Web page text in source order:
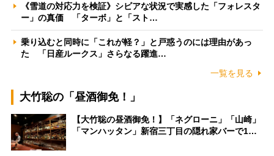
《雪道の対応力を検証》シビアな状況で実感した「フォレスタ
ー」の真価 「ターボ」と「スト…
乗り込むと同時に「これが軽？」と戸惑うのには理由があっ
た 「日産ルークス」さらなる躍進…
一覧を見る
大竹聡の「昼酒御免！」
【大竹聡の昼酒御免！】「ネグローニ」「山崎」
「マンハッタン」新宿三丁目の隠れ家バーで1…